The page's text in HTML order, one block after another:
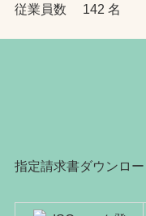
従業員数 142 名
指定請求書ダウンロー